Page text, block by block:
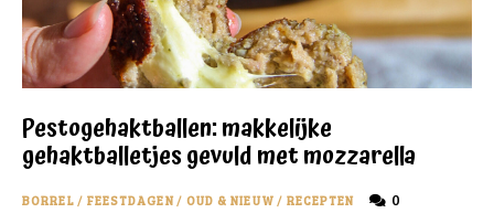
Pestogehaktballen: makkelijke
gehaktballetjes gevuld met mozzarella
BORREL / FEESTDAGEN/ OUD & NIEUW / RECEPTEN 0